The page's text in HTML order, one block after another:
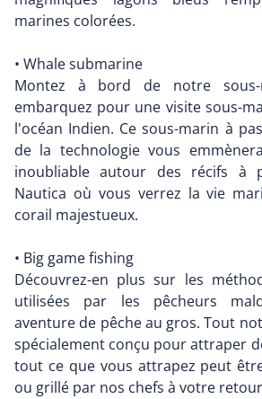
marines colorées.
• Whale submarine
Montez à bord de notre
embarquez pour une visite sous-
l'océan Indien. Ce sous-marin à
de la technologie vous
inoubliable autour des récifs à
Nautica où vous verrez la vie
corail majestueux.
• Big game fishing
Découvrez-en plus sur les
utilisées par les pêcheurs
aventure de pêche au gros. Tout
spécialement conçu pour attraper
tout ce que vous attrapez peut
ou grillé par nos chefs à votre